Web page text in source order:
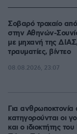
Σοβαρό τροχαίο
στην Αθηνών-
με μηχανή της
τραυματίες, βίντεο
08.08.2026, 23:07
Για ανθρωποκτονία
κατηγορούνται οι
και ο ιδιοκτήτης